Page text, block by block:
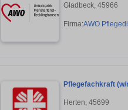
Gladbeck, 45966
Firma:AWO
Pflegefachkraft (w/
Herten, 45699